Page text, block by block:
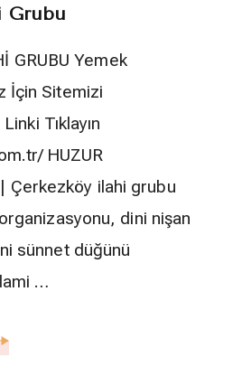
Grubu
GRUBU Yemek
İçin Sitemizi
Tıklayın
HUZUR
Çerkezköy ilahi grubu
dini nişan
sünnet düğünü
…